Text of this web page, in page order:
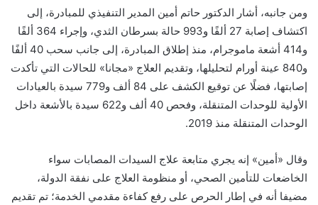
ومن جانبه، أشار الدكتور حاتم أمين المدير التنفيذي للمبادرة، إلى
اكتشاف إصابة 27 ألفًا و993 حالة بسرطان الثدي، وإجراء 364 ألفًا
و414 أشعة ماموجرام، منذ إطلاق المبادرة، إلى جانب سحب 40 ألفًا
و840 عينة أورام لتحليلها، وتقديم العلاج «مجانا» للحالات التي تأكدت
إصابتها، فضلًا عن توقيع الكشف على 84 ألف و779 سيدة بالعيادات
الأولية للوحدات المتنقلة، وفحص 40 ألف و622 سيدة بالأشعة داخل
الوحدات المتنقلة منذ 2019.
وقال «أمين» إنه يجري متابعة علاج السيدات المصابات سواء
الخاضعات للتأمين الصحي، أو منظومة العلاج على نفقة الدولة،
مضيفا أنه في إطار الحرص على رفع كفاءة مقدمي الخدمة؛ تم تقديم